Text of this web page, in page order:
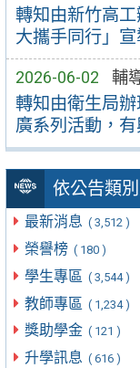
轉知由新竹高
大攜手同行」
2026-06-02 輔
轉知由衛生局
廣系列活動，
依公告類
最新消息 ( 3,512 )
榮譽榜 ( 180 )
學生專區 ( 3,544 )
教師專區 ( 1,234 )
獎助學金 ( 121 )
升學訊息 ( 616 )